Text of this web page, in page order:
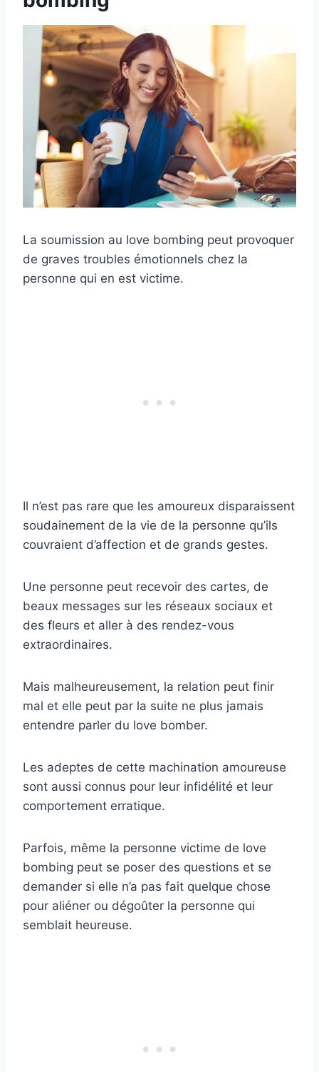
La soumission au love bombing peut provoquer
de graves troubles émotionnels chez la
personne qui en est victime.
Il n’est pas rare que les amoureux disparaissent
soudainement de la vie de la personne qu’ils
couvraient d’affection et de grands gestes.
Une personne peut recevoir des cartes, de
beaux messages sur les réseaux sociaux et
des fleurs et aller à des rendez-vous
extraordinaires.
Mais malheureusement, la relation peut finir
mal et elle peut par la suite ne plus jamais
entendre parler du love bomber.
Les adeptes de cette machination amoureuse
sont aussi connus pour leur infidélité et leur
comportement erratique.
Parfois, même la personne victime de love
bombing peut se poser des questions et se
demander si elle n’a pas fait quelque chose
pour aliéner ou dégoûter la personne qui
semblait heureuse.